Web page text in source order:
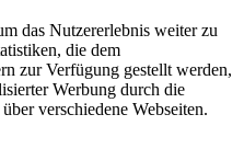
das Nutzererlebnis weiter zu
die dem
zur Verfügung gestellt werden,
Werbung durch die
verschiedene Webseiten.